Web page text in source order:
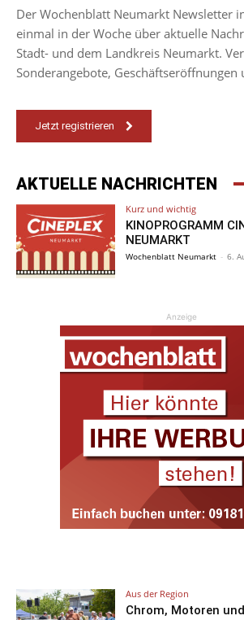
Der Wochenblatt Neumarkt Newsletter
einmal in der Woche über aktuelle
Stadt- und dem Landkreis Neumarkt.
Sonderangebote, Geschäftseröffnungen
Jetzt registrieren
AKTUELLE NACHRICHTEN
Kurz und wichtig
KINOPROGRAMM
NEUMARKT
Wochenblatt Neumarkt - 6.
Anzeige
Aus der Region
Chrom, Motoren und